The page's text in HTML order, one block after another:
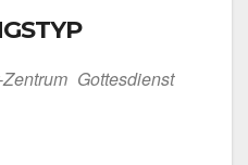
Got­tes­dienst